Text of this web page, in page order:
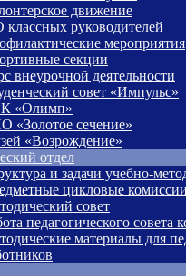
движение
руководителей
мероприятия
секции
внеурочной деятельности
совет «Импульс»
«Олимп»
«Золотое сечение»
«Возрождение»
отдел
и задачи учебно-
цикловые комиссии
совет
педагогического совета
материалы для